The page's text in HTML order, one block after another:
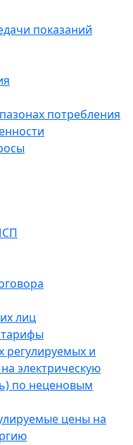
показаний
потребления
лиц
регулируемых и
электрическую
по неценовым
цены на